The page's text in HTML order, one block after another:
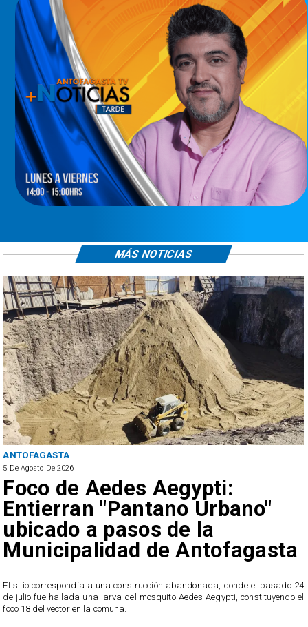
ANTOFAGASTA
5 De Agosto De 2026
Foco de Aedes Aegypti:
Entierran "Pantano Urbano"
ubicado a pasos de la
Municipalidad de Antofagasta
El sitio correspondía a una construcción abandonada, donde el pasado 24
de julio fue hallada una larva del mosquito Aedes Aegypti, constituyendo el
foco 18 del vector en la comuna.
MÁS NOTICIAS